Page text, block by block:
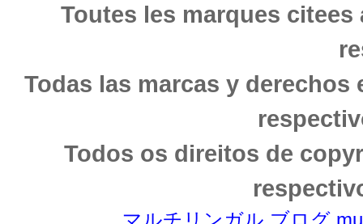
Toutes les marques
Todas las marcas y
Todos os direitos de
マルチリンガル ブログ